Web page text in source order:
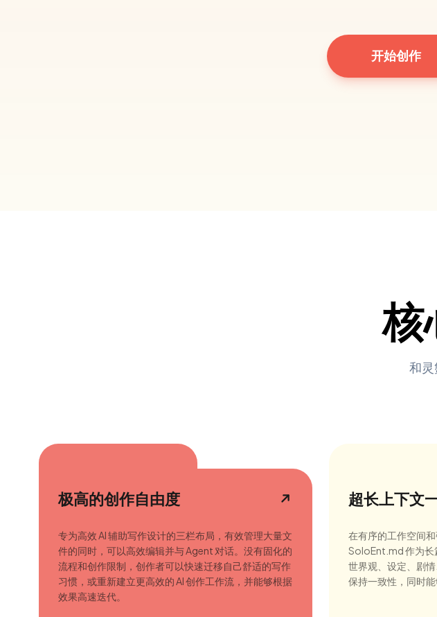
开始创作
核
和
极高的创作自由度
专为高效 AI 辅助写作设计的三栏布局，有效管理大量文
件的同时，可以高效编辑并与 Agent 对话。没有固化的
流程和创作限制，创作者可以快速迁移自己舒适的写作
习惯，或重新建立更高效的 AI 创作工作流，并能够根据
效果高速迭代。
超长上下文
在有序的工作空间
SoloEnt.md 作为长
世界观、设定、剧
保持一致性，同时